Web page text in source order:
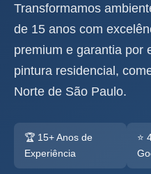
Transformamos
de 15 anos com
premium e garantia por
pintura residencial,
Norte de São Paulo.
🏆 15+ Anos de
Experiência
⭐